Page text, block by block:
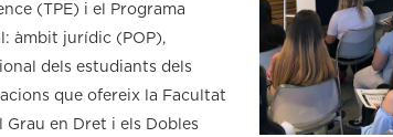
(TPE) i el Programa
àmbit jurídic (POP),
dels estudiants dels
que ofereix la Facultat
en Dret i els Dobles